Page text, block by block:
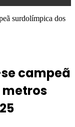
surdolímpica dos
campeã
metros